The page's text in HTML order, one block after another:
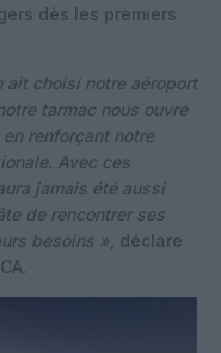
dès les premiers
ait choisi notre aéroport
tarmac nous ouvre
renforçant notre
Avec ces
jamais été aussi
de rencontrer ses
besoins » , déclare